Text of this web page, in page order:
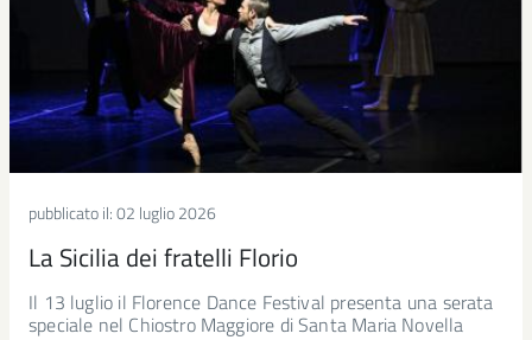
pubblicato il:02 luglio 2026
La Sicilia dei fratelli Florio
Il 13 luglio il Florence Dance Festival presenta una serata
speciale nel Chiostro Maggiore di Santa Maria Novella